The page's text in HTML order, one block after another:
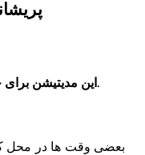
این مدیتیشن برای حالت نشسته یا خوابیده متاسب هست.
بعضی وقت ها در محل